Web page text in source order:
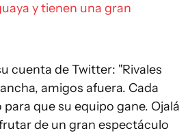
y tienen una gran
cuenta de Twitter: "Rivales
amigos afuera. Cada
que su equipo gane. Ojalá
de un gran espectáculo